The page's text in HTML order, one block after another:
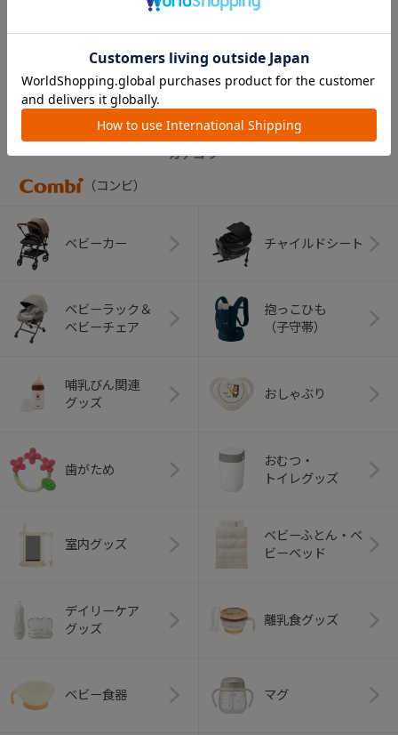
CATEGORY
カテゴリー
（コンビ）
ベビーカー チャイルドシート
ベビーラック＆
ベビーチェア
抱っこひも
（子守帯）
哺乳びん関連
グッズ
おしゃぶり
歯がため
おむつ・
トイレグッズ
室内グッズ
ベビーふとん・ベ
ビーベッド
デイリーケア
グッズ
離乳食グッズ
ベビー食器 マグ